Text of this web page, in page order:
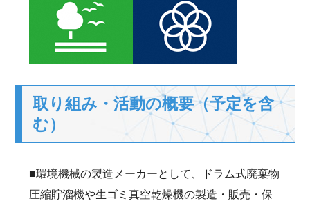
取り組み・活動の概要（予定を含
む）
■環境機械の製造メーカーとして、ドラム式廃棄物
圧縮貯溜機や生ゴミ真空乾燥機の製造・販売・保